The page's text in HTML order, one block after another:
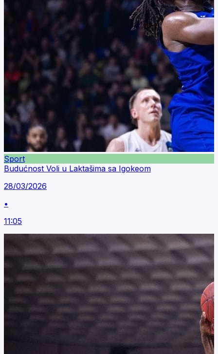
Sport
Budućnost Voli u Laktašima sa Igokeom
28/03/2026
•
11:05